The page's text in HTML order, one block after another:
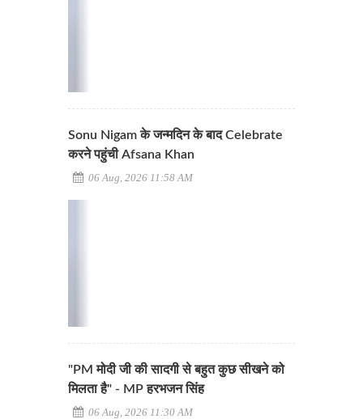
Sonu Nigam के जन्मदिन के बाद Celebrate
करने पहुंची Afsana Khan
06 Aug, 2026 11:58 AM
"PM मोदी जी की सादगी से बहुत कुछ सीखने को
मिलता है" - MP हरभजन सिंह
06 Aug, 2026 11:30 AM